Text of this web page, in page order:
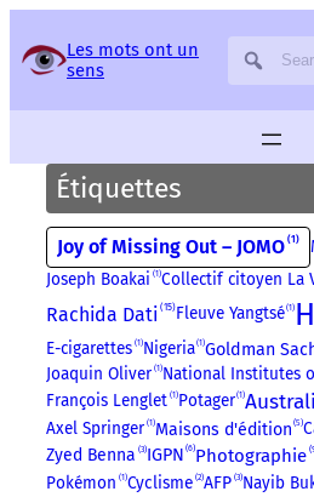
Les mots ont un
sens
Étiquettes
Joy of Missing Out – JOMO 1
Joseph Boakai 1 Collectif citoyen La
Rachida Dati 15 Fleuve Yangtsé 1
E-cigarettes 1 Nigeria 1 Goldman
Joaquin Oliver 1 National Institutes
François Lenglet 1 Potager 1
Axel Springer 1 Maisons d'édition 5
Zyed Benna 3 IGPN 6 Photographie
Pokémon 1 Cyclisme 2 AFP 3 Nayib
Panneau de gestion des services